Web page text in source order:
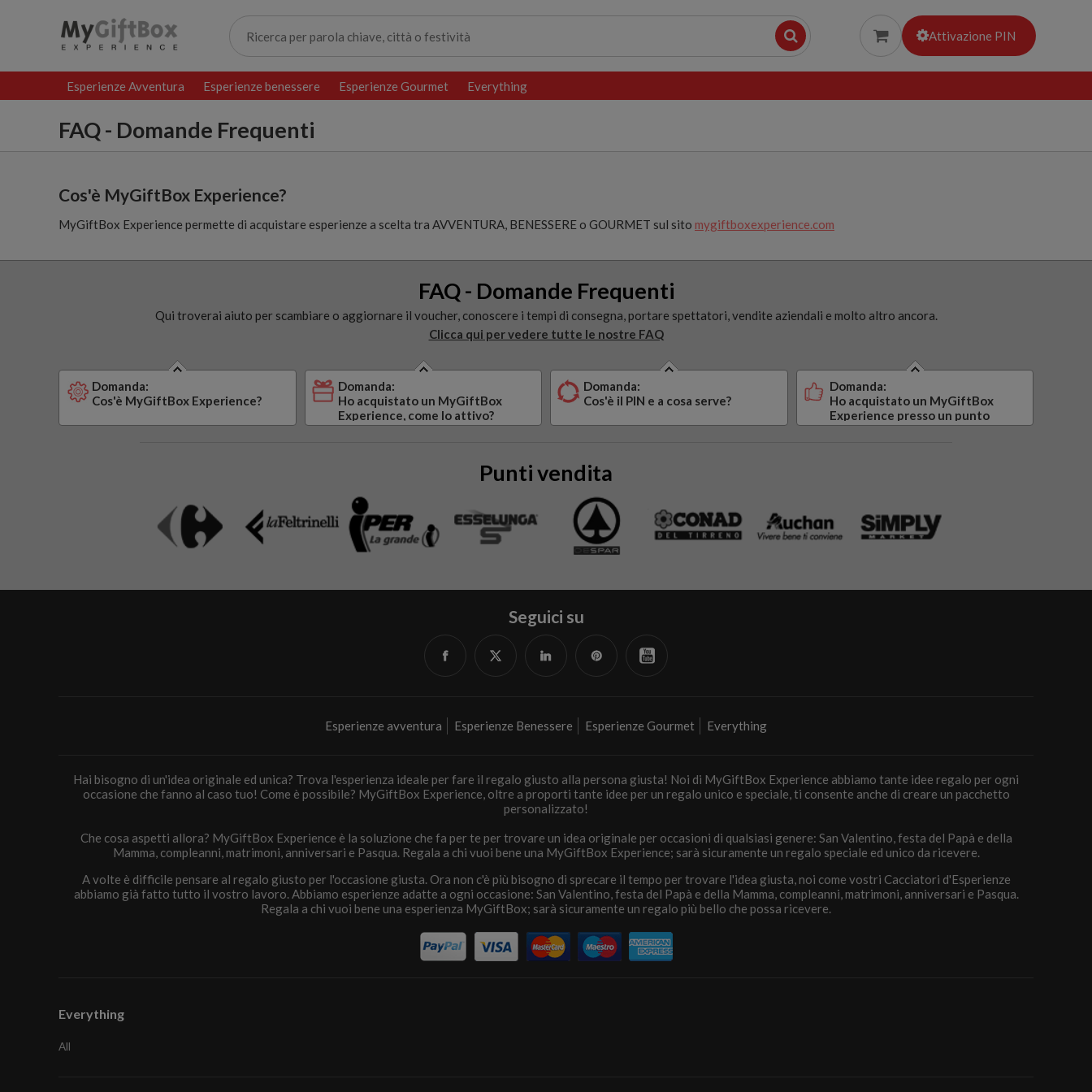
Attivazione PIN
Esperienze Avventura Esperienze benessere Esperienze Gourmet Everything
FAQ - Domande Frequenti
Cos'è MyGiftBox Experience?
MyGiftBox Experience permette di acquistare esperienze a scelta tra AVVENTURA, BENESSERE o GOURMET sul sito mygiftboxexperience.com
FAQ - Domande Frequenti
Qui troverai aiuto per scambiare o aggiornare il voucher, conoscere i tempi di consegna, portare spettatori, vendite aziendali e molto altro ancora.
Clicca qui per vedere tutte le nostre FAQ
Domanda:
Cos'è MyGiftBox Experience?
Domanda:
Ho acquistato un MyGiftBox
Experience, come lo attivo?
Domanda:
Cos'è il PIN e a cosa serve?
Domanda:
Ho acquistato un MyGiftBox
Experience presso un punto
vendita della grande
Punti vendita
Seguici su
FacebookTwitterLinked
in
PinterestYouTube
Esperienze avventura Esperienze Benessere Esperienze Gourmet Everything
Hai bisogno di un'idea originale ed unica? Trova l'esperienza ideale per fare il regalo giusto alla persona giusta! Noi di MyGiftBox Experience abbiamo tante idee regalo per ogni
occasione che fanno al caso tuo! Come è possibile? MyGiftBox Experience, oltre a proporti tante idee per un regalo unico e speciale, ti consente anche di creare un pacchetto
personalizzato!
Che cosa aspetti allora? MyGiftBox Experience è la soluzione che fa per te per trovare un idea originale per occasioni di qualsiasi genere: San Valentino, festa del Papà e della
Mamma, compleanni, matrimoni, anniversari e Pasqua. Regala a chi vuoi bene una MyGiftBox Experience; sarà sicuramente un regalo speciale ed unico da ricevere.
A volte è difficile pensare al regalo giusto per l'occasione giusta. Ora non c'è più bisogno di sprecare il tempo per trovare l'idea giusta, noi come vostri Cacciatori d'Esperienze
abbiamo già fatto tutto il vostro lavoro. Abbiamo esperienze adatte a ogni occasione: San Valentino, festa del Papà e della Mamma, compleanni, matrimoni, anniversari e Pasqua.
Regala a chi vuoi bene una esperienza MyGiftBox; sarà sicuramente un regalo più bello che possa ricevere.
Everything
All